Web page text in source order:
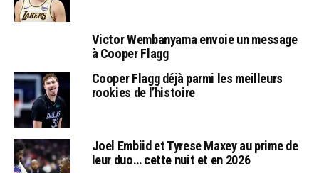
Victor Wembanyama envoie un message
à Cooper Flagg
Cooper Flagg déjà parmi les meilleurs
rookies de l’histoire
Joel Embiid et Tyrese Maxey au prime de
leur duo… cette nuit et en 2026